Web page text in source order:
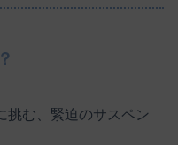
挑む、緊迫のサスペン